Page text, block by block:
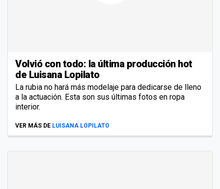
Volvió con todo: la última producción hot
de Luisana Lopilato
La rubia no hará más modelaje para dedicarse de lleno
a la actuación. Esta son sus últimas fotos en ropa
interior.
VER MÁS DE LUISANA LOPILATO